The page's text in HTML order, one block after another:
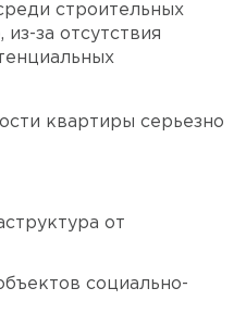
строительных
за отсутствия
квартиры серьезно
от
социально-